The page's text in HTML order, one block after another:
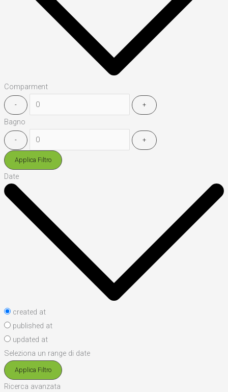
Comparment
- +
Bagno
- +
Applica Filtro
Date
created at
published at
updated at
Seleziona un range di date
Applica Filtro
Ricerca avanzata